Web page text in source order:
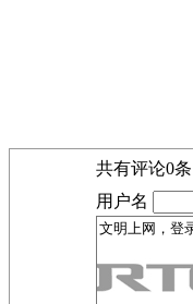
共有评论0条
用户名